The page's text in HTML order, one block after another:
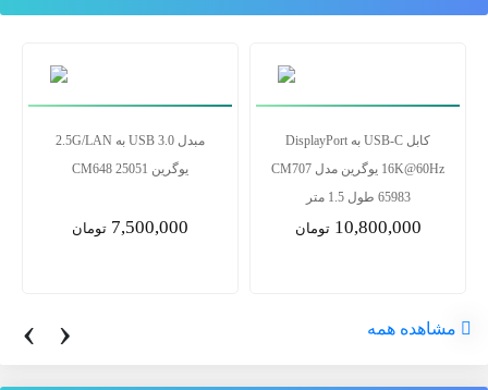
کابل USB-C به DisplayPort
16K@60Hz یوگرین مدل CM707
10,800,000 تومان
تبدیل یو اس بی3 به لن RJ45)
1000) ایسوس
2,700,000 تومان
‹ › مشاهده همه